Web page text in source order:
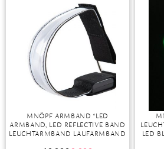
MNÖPF ARMBAND “LED
ARMBAND, LED REFLECTIVE BAND
LEUCHTARMBAND LAUFARMBAND
LED